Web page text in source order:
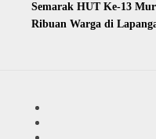
Semarak HUT Ke-13
Ribuan Warga di